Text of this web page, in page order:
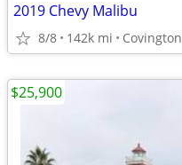
2019 Chevy Malibu
8/8 142k mi Covington
$25,900